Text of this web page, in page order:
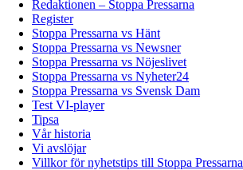
Redaktionen – Stoppa Pressarna
Register
Stoppa Pressarna vs Hänt
Stoppa Pressarna vs Newsner
Stoppa Pressarna vs Nöjeslivet
Stoppa Pressarna vs Nyheter24
Stoppa Pressarna vs Svensk Dam
Test VI-player
Tipsa
Vår historia
Vi avslöjar
Villkor för nyhetstips till Stoppa Pressarna